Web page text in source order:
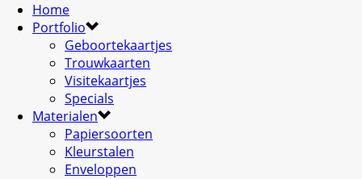
Home
Portfolio
Geboortekaartjes
Trouwkaarten
Visitekaartjes
Specials
Materialen
Papiersoorten
Kleurstalen
Enveloppen